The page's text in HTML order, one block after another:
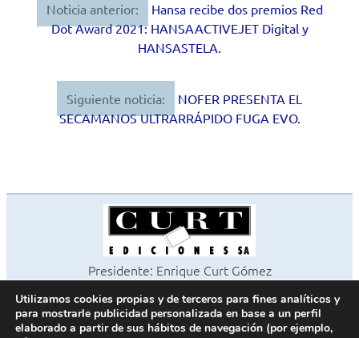
Navegación
Noticia anterior:
Hansa recibe dos premios Red
Dot Award 2021: HANSAACTIVEJET Digital y
HANSASTELA.
Siguiente noticia:
NOFER PRESENTA EL
SECAMANOS ULTRARRÁPIDO FUGA EVO.
Presidente: Enrique Curt Gómez
©2026 Revista Cocinas y Baños
Todos los derechos reservados
Utilizamos cookies propias y de terceros para fines analíticos y
para mostrarle publicidad personalizada en base a un perfil
elaborado a partir de sus hábitos de navegación (por ejemplo,